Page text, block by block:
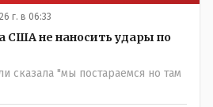
г. в 06:33
США не наносить удары по
сказала "мы постараемся но там